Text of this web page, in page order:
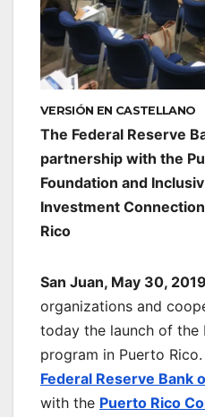
VERSIÓN EN CASTELLANO
The Federal Reserve
partnership with the
Foundation and
Investment
Rico
San Juan, May 30,
organizations and
today the launch of the
program in Puerto
Federal Reserve Bank
with the Puerto Rico